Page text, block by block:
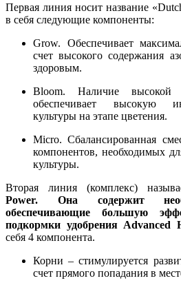
Первая линия носит название
в себя следующие компоненты:
Grow. Обеспечивает
счет высокого содержания
здоровым.
Bloom. Наличие высокой
обеспечивает высокую
культуры на этапе цветения.
Micro. Сбалансированная
компонентов, необходимых
культуры.
Вторая линия (комплекс)
Power. Она содержит
обеспечивающие большую
подкормки удобрения Advanced
себя 4 компонента.
Корни – стимулируется
счет прямого попадания в